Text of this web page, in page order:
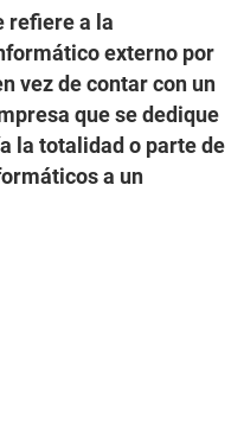
refiere a la
externo por
vez de contar con un
que se dedique
la totalidad o parte de
a un